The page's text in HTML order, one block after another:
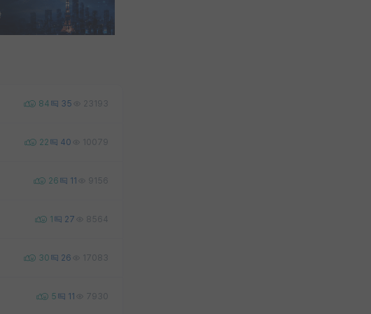
84 35 23193
22 40 10079
26 11 9156
1 27 8564
30 26 17083
5 11 7930